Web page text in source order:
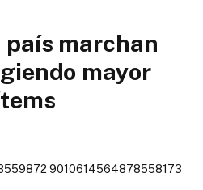
marchan
mayor